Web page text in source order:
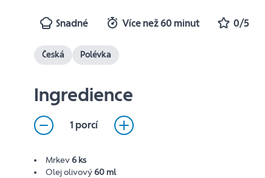
Snadné Více než 60 minut 0/5
Česká Polévka
Ingredience
1 porcí
Mrkev6 ks
Olej olivový60 ml